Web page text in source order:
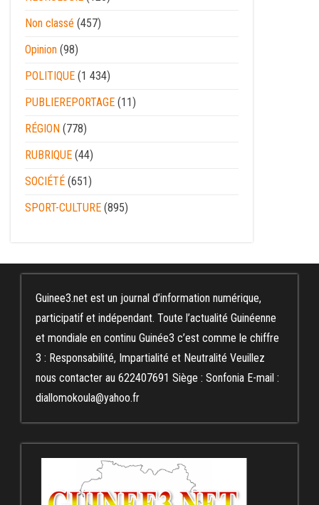
Non classé (457)
Opinion (98)
POLITIQUE (1 434)
PUBLIEREPORTAGE (11)
RÉGION (778)
RUBRIQUE (44)
SOCIÉTÉ (651)
SPORT-CULTURE (895)
Guinee3.net est un journal d’information numérique,
participatif et indépendant. Toute l’actualité Guinéenne
et mondiale en continu Guinée3 c’est comme le chiffre
3 : Responsabilité, Impartialité et Neutralité Veuillez
nous contacter au 622407691 Siège : Sonfonia E-mail :
diallomokoula@yahoo.fr